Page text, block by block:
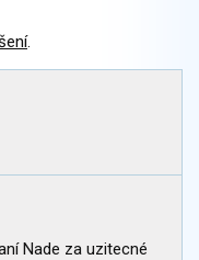
.
Nade za uzitecné